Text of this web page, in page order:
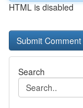
HTML is disabled
Search